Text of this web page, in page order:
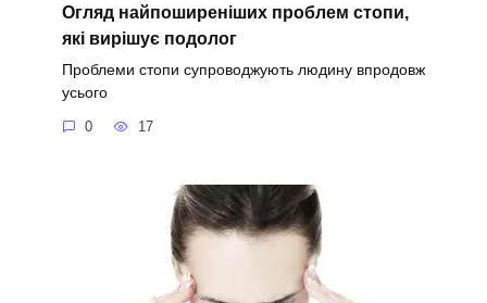
Огляд найпоширеніших проблем стопи,
які вирішує подолог
Проблеми стопи супроводжують людину впродовж
усього
0 17